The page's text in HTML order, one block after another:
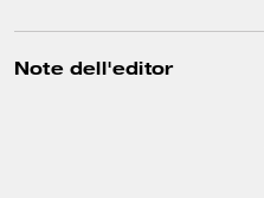
Note dell'editor